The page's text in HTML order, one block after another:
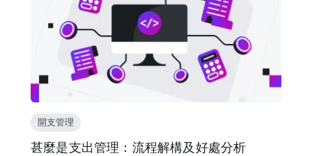
開支管理
甚麼是支出管理：流程解構及好處分析